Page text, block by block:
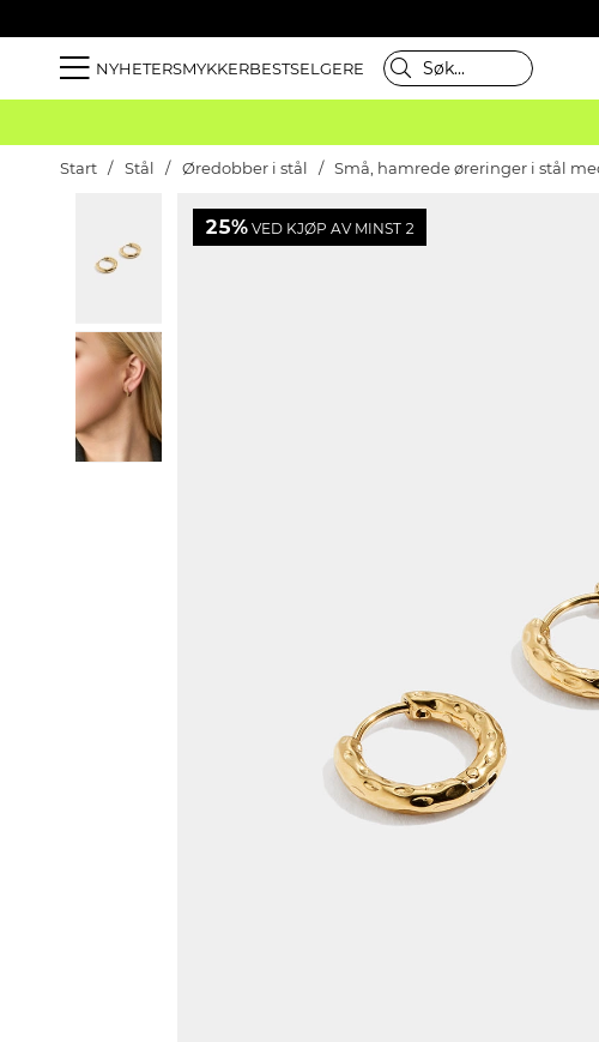
NYHETERSMYKKERBESTSELGERE
Start Stål Øredobber i stål Små, hamrede øreringer i stål
25% VED KJØP AV MINST 2